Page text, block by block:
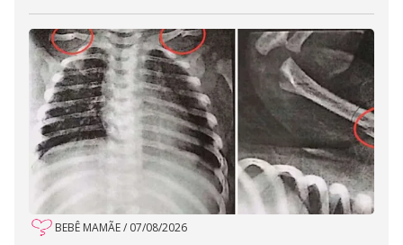
BEBÊ MAMÃE/ 07/08/2026